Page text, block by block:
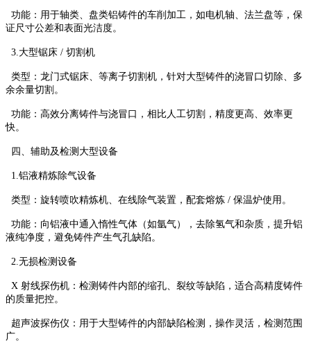
功能：用于轴类、盘类铝铸件的车削加工，如电机轴、法兰盘等，保
证尺寸公差和表面光洁度。
3.大型锯床 / 切割机
类型：龙门式锯床、等离子切割机，针对大型铸件的浇冒口切除、多
余余量切割。
功能：高效分离铸件与浇冒口，相比人工切割，精度更高、效率更
快。
四、辅助及检测大型设备
1.铝液精炼除气设备
类型：旋转喷吹精炼机、在线除气装置，配套熔炼 / 保温炉使用。
功能：向铝液中通入惰性气体（如氩气），去除氢气和杂质，提升铝
液纯净度，避免铸件产生气孔缺陷。
2.无损检测设备
X 射线探伤机：检测铸件内部的缩孔、裂纹等缺陷，适合高精度铸件
的质量把控。
超声波探伤仪：用于大型铸件的内部缺陷检测，操作灵活，检测范围
广。